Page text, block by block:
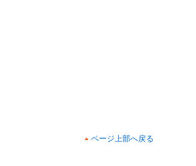
ページ上部へ戻る